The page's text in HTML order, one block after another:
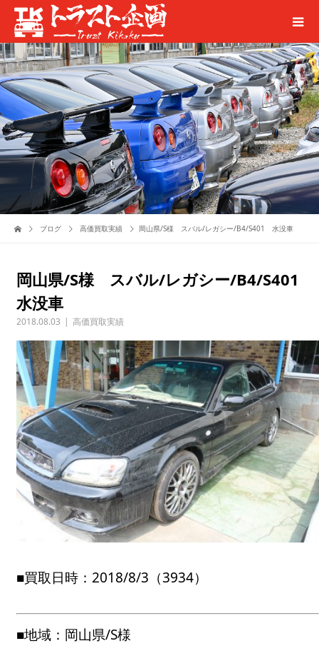
ブログ 高価買取実績 岡山県/S様 スバル/レガシー/B4/S401 水没車
岡山県/S様 スバル/レガシー/B4/S401
水没車
2018.08.03 高価買取実績
■買取日時：2018/8/3（3934）
■地域：岡山県/S様